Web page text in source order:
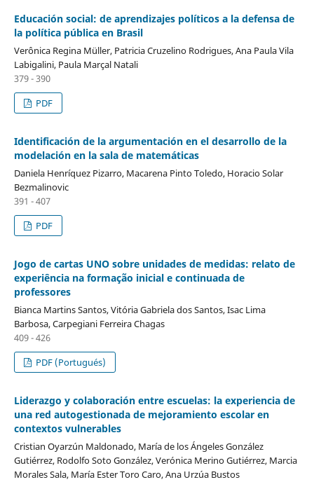
Educación social: de aprendizajes políticos a la defensa de
la política pública en Brasil
Verônica Regina Müller, Patricia Cruzelino Rodrigues, Ana Paula Vila
Labigalini, Paula Marçal Natali
379 - 390
PDF
Identificación de la argumentación en el desarrollo de la
modelación en la sala de matemáticas
Daniela Henríquez Pizarro, Macarena Pinto Toledo, Horacio Solar
Bezmalinovic
391 - 407
PDF
Jogo de cartas UNO sobre unidades de medidas: relato de
experiência na formação inicial e continuada de
professores
Bianca Martins Santos, Vitória Gabriela dos Santos, Isac Lima
Barbosa, Carpegiani Ferreira Chagas
409 - 426
PDF (Portugués)
Liderazgo y colaboración entre escuelas: la experiencia de
una red autogestionada de mejoramiento escolar en
contextos vulnerables
Cristian Oyarzún Maldonado, María de los Ángeles González
Gutiérrez, Rodolfo Soto González, Verónica Merino Gutiérrez, Marcia
Morales Sala, María Ester Toro Caro, Ana Urzúa Bustos